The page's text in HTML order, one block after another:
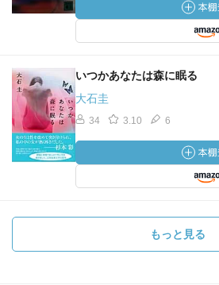
いつかあなたは森に眠る
大石圭
34 3.10 6
もっと見る